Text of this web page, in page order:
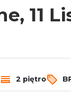
11
2 piętro